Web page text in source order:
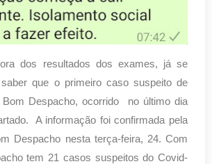
dos resultados dos exames, já se
que o primeiro caso suspeito de
Despacho, ocorrido no último dia
A informação foi confirmada pela
Despacho nesta terça-feira, 24. Com
tem 21 casos suspeitos do Covid-